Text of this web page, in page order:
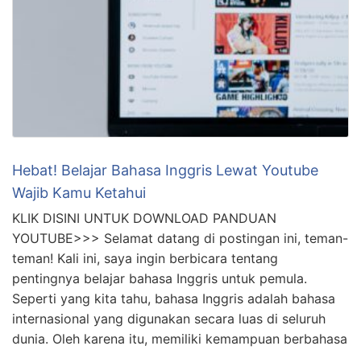
Hebat! Belajar Bahasa Inggris Lewat Youtube
Wajib Kamu Ketahui
KLIK DISINI UNTUK DOWNLOAD PANDUAN
YOUTUBE>>> Selamat datang di postingan ini, teman-
teman! Kali ini, saya ingin berbicara tentang
pentingnya belajar bahasa Inggris untuk pemula.
Seperti yang kita tahu, bahasa Inggris adalah bahasa
internasional yang digunakan secara luas di seluruh
dunia. Oleh karena itu, memiliki kemampuan berbahasa